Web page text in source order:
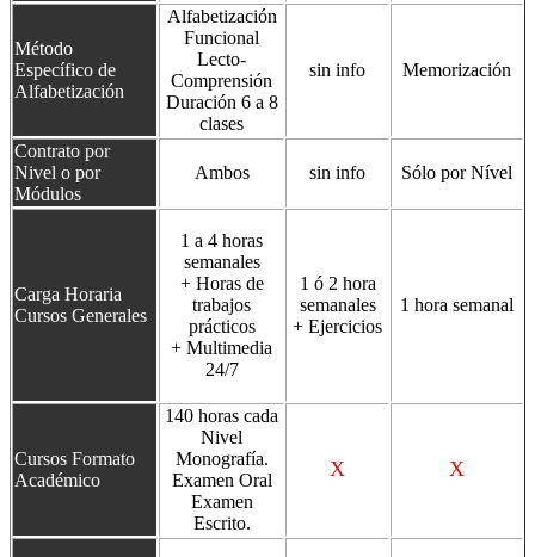
Método
Específico de
Alfabetización
Alfabetización
Funcional
Lecto-
Comprensión
Duración 6 a 8
clases
sin info Memorización
Contrato por
Nivel o por
Módulos
Ambos sin info Sólo por Nível
Carga Horaria
Cursos Generales
1 a 4 horas
semanales
+ Horas de
trabajos
prácticos
+ Multimedia
24/7
1 ó 2 hora
semanales
+ Ejercicios
1 hora semanal
Cursos Formato
Académico
140 horas cada
Nivel
Monografía.
Examen Oral
Examen
Escrito.
X X